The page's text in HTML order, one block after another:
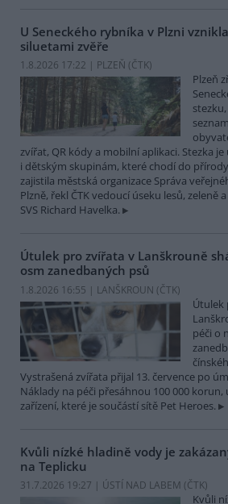
U Seneckého rybníka v Plzni
siluetami zvěře
1.8.2026 17:22 | PLZEŇ (ČTK)
Plzeň
zvířat, QR kódy a mobilní aplikaci. Stezka
i dětským skupinám, které chodí do
zajistila městská organizace Správa
Plzně, řekl ČTK vedoucí úseku lesů,
SVS Richard Havelka.
Útulek pro zvířata v Lanškrouně
osm zanedbaných psů
1.8.2026 16:55 | LANŠKROUN (ČTK)
Útulek
péči o
Vystrašená zvířata přijal 13. července po
Náklady na péči přesáhnou 100 000 korun,
zařízení, které je součástí sítě Pet Heroes.
Kvůli nízké hladině vody je
na Teplicku
31.7.2026 19:27 | ÚSTÍ NAD LABEM (ČTK)
Kvůli